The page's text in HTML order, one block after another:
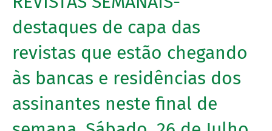
destaques de capa das
revistas que estão chegando
às bancas e residências dos
assinantes neste final de